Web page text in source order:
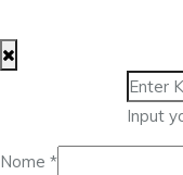
Input
Nome
Nome *